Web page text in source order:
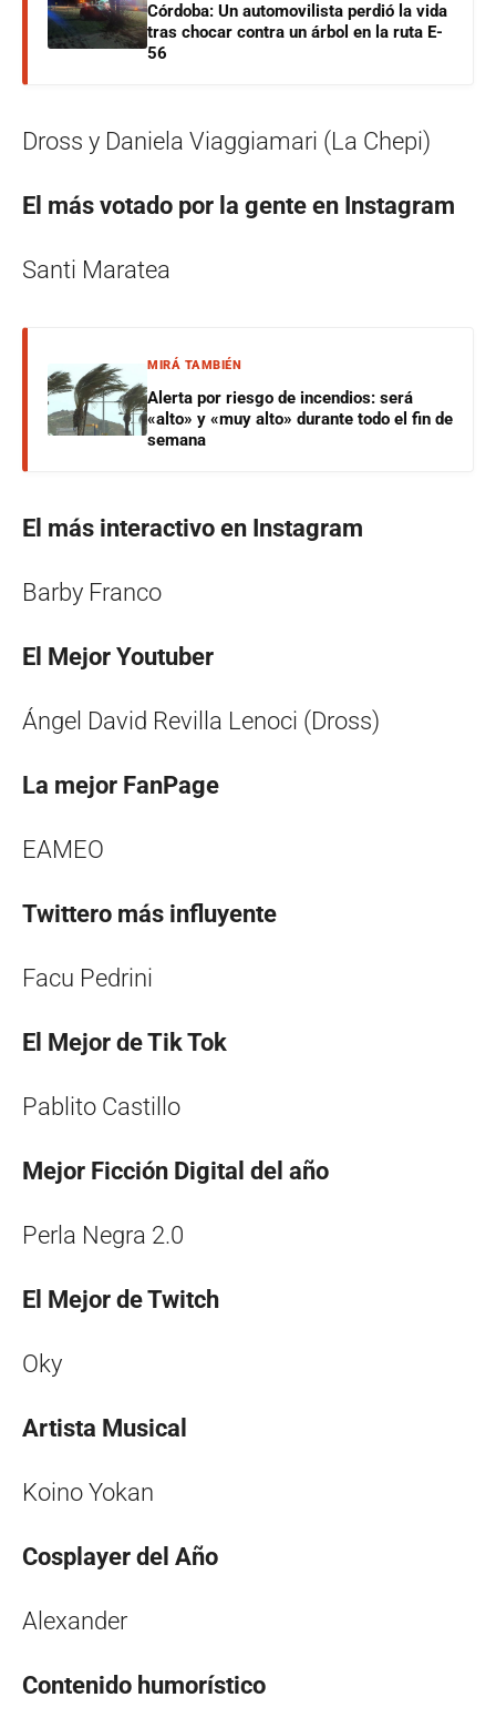
Córdoba: Un automovilista perdió la vida
tras chocar contra un árbol en la ruta E-
56
Dross y Daniela Viaggiamari (La Chepi)
El más votado por la gente en Instagram
Santi Maratea
MIRÁ TAMBIÉN
Alerta por riesgo de incendios: será
«alto» y «muy alto» durante todo el fin de
semana
El más interactivo en Instagram
Barby Franco
El Mejor Youtuber
Ángel David Revilla Lenoci (Dross)
La mejor FanPage
EAMEO
Twittero más influyente
Facu Pedrini
El Mejor de Tik Tok
Pablito Castillo
Mejor Ficción Digital del año
Perla Negra 2.0
El Mejor de Twitch
Oky
Artista Musical
Koino Yokan
Cosplayer del Año
Alexander
Contenido humorístico